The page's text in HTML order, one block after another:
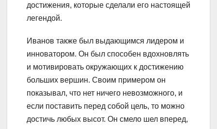
достижения, которые сделали его настоящей
легендой.
Иванов также был выдающимся лидером и
инноватором. Он был способен вдохновлять
и мотивировать окружающих к достижению
больших вершин. Своим примером он
показывал, что нет ничего невозможного, и
если поставить перед собой цель, то можно
достичь любых высот. Он смело шел вперед,